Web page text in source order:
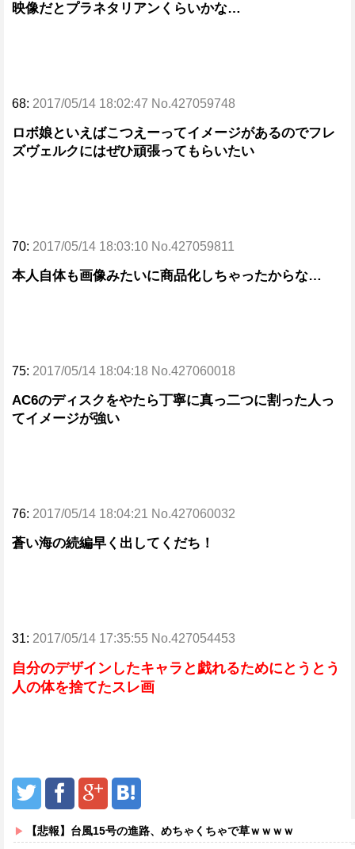
映像だとプラネタリアンくらいかな…
68: 2017/05/14 18:02:47 No.427059748
ロボ娘といえばこつえーってイメージがあるのでフレ
ズヴェルクにはぜひ頑張ってもらいたい
70: 2017/05/14 18:03:10 No.427059811
本人自体も画像みたいに商品化しちゃったからな…
75: 2017/05/14 18:04:18 No.427060018
AC6のディスクをやたら丁寧に真っ二つに割った人っ
てイメージが強い
76: 2017/05/14 18:04:21 No.427060032
蒼い海の続編早く出してくだち！
31: 2017/05/14 17:35:55 No.427054453
自分のデザインしたキャラと戯れるためにとうとう
人の体を捨てたスレ画
【悲報】台風15号の進路、めちゃくちゃで草ｗｗｗｗ